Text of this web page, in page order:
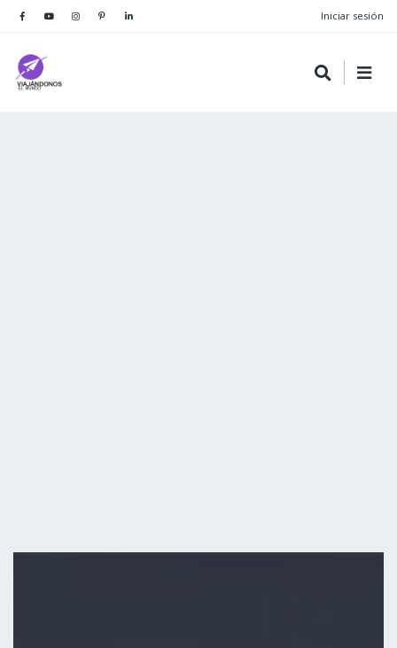
Iniciar sesión